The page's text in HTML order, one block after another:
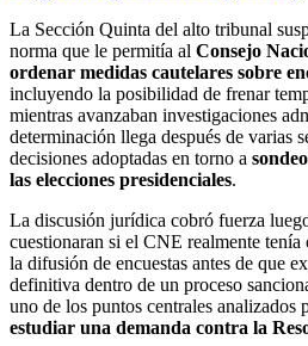
La Sección Quinta del alto tribunal
norma que le permitía al Consejo
ordenar medidas cautelares sobre
incluyendo la posibilidad de frenar
mientras avanzaban investigaciones
determinación llega después de varias
decisiones adoptadas en torno a
las elecciones presidenciales.
La discusión jurídica cobró fuerza
cuestionaran si el CNE realmente
la difusión de encuestas antes de que
definitiva dentro de un proceso
uno de los puntos centrales analizados
estudiar una demanda contra la